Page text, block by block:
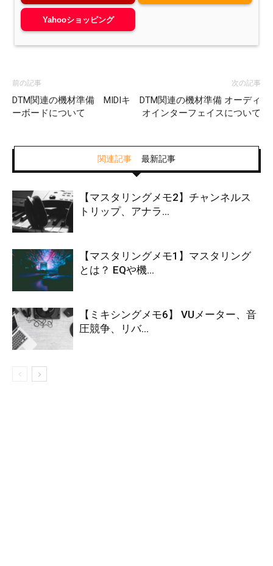
Yahooショッピング
前の記事
DTM関連の機材準備 MIDIキ
ーボードについて
次の記事
DTM関連の機材準備 オーディ
オインターフェイスについて
関連記事 最新記事
【マスタリングメモ2】チャンネルス
トリップ、アナラ...
【マスタリングメモ1】マスタリング
とは？ EQや機...
【ミキシングメモ6】 VUメーター、音
圧競争、リバ...